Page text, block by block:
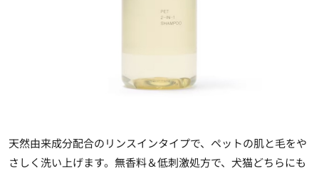
天然由来成分配合のリンスインタイプで、ペットの肌と毛をや
さしく洗い上げます。無香料＆低刺激処方で、犬猫どちらにも